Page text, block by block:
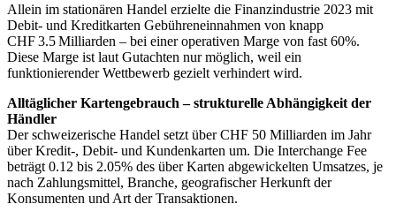
Allein im stationären Handel erzielte die Finanzindustrie 2023 mit
Debit- und Kreditkarten Gebühreneinnahmen von knapp
CHF 3.5 Milliarden – bei einer operativen Marge von fast 60%.
Diese Marge ist laut Gutachten nur möglich, weil ein
funktionierender Wettbewerb gezielt verhindert wird.
Alltäglicher Kartengebrauch – strukturelle Abhängigkeit der
Händler
Der schweizerische Handel setzt über CHF 50 Milliarden im Jahr
über Kredit-, Debit- und Kundenkarten um. Die Interchange Fee
beträgt 0.12 bis 2.05% des über Karten abgewickelten Umsatzes, je
nach Zahlungsmittel, Branche, geografischer Herkunft der
Konsumenten und Art der Transaktionen.